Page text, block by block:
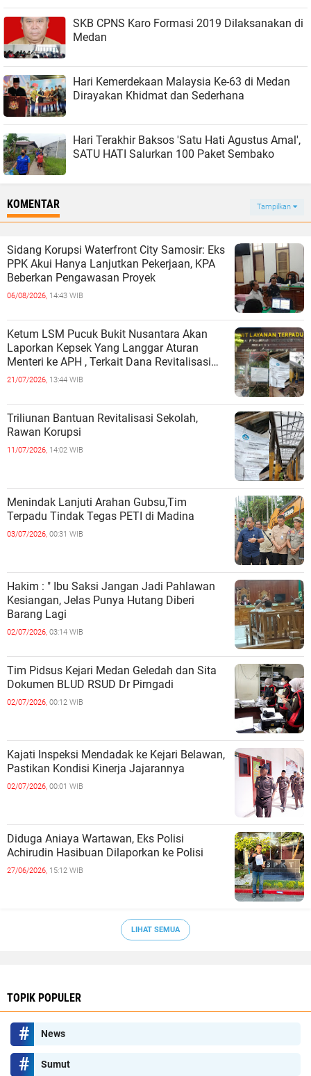
SKB CPNS Karo Formasi 2019 Dilaksanakan di
Medan
Hari Kemerdekaan Malaysia Ke-63 di Medan
Dirayakan Khidmat dan Sederhana
Hari Terakhir Baksos 'Satu Hati Agustus Amal',
SATU HATI Salurkan 100 Paket Sembako
KOMENTAR Tampilkan
Sidang Korupsi Waterfront City Samosir: Eks
PPK Akui Hanya Lanjutkan Pekerjaan, KPA
Beberkan Pengawasan Proyek
06/08/2026, 14:43 WIB
Ketum LSM Pucuk Bukit Nusantara Akan
Laporkan Kepsek Yang Langgar Aturan
Menteri ke APH , Terkait Dana Revitalisasi
Sekolah
21/07/2026, 13:44 WIB
Triliunan Bantuan Revitalisasi Sekolah,
Rawan Korupsi
11/07/2026, 14:02 WIB
Menindak Lanjuti Arahan Gubsu,Tim
Terpadu Tindak Tegas PETI di Madina
03/07/2026, 00:31 WIB
Hakim : " Ibu Saksi Jangan Jadi Pahlawan
Kesiangan, Jelas Punya Hutang Diberi
Barang Lagi
02/07/2026, 03:14 WIB
Tim Pidsus Kejari Medan Geledah dan Sita
Dokumen BLUD RSUD Dr Pirngadi
02/07/2026, 00:12 WIB
Kajati Inspeksi Mendadak ke Kejari Belawan,
Pastikan Kondisi Kinerja Jajarannya
02/07/2026, 00:01 WIB
Diduga Aniaya Wartawan, Eks Polisi
Achirudin Hasibuan Dilaporkan ke Polisi
27/06/2026, 15:12 WIB
LIHAT SEMUA
TOPIK POPULER
News
Sumut